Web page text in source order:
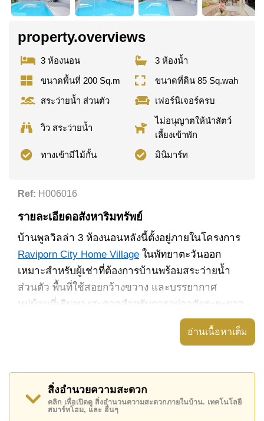
property.overviews
3 ห้องนอน
3 ห้องน้ำ
ขนาดพื้นที่ 200 Sq.m
ขนาดที่ดิน 85 Sq.wah
สระว่ายน้ำ ส่วนตัว
เฟอร์นิเจอร์ครบ
วิว สระว่ายน้ำ
ไม่อนุญาตให้นำสัตว์
เลี้ยงเข้าพัก
ทางเข้ามีไม้กั้น
มินิมาร์ท
Ref: H006016
รายละเอียดอสังหาริมทรัพย์
บ้านพูลวิลล่า 3 ห้องนอนหลังนี้ตั้งอยู่ภายในโครงการ
Raviporn City Home Village ในพัทยาตะวันออก
เหมาะสำหรับผู้เช่าที่ต้องการบ้านพร้อมสระว่ายน้ำ
ส่วนตัว พื้นที่ใช้สอยกว้างขวาง และบรรยากาศ
หมู่บ้านที่เดินทางสะดวกสำหรับการอยู่อาศัยระยะยาว
ตัวบ้านมีพื้นที่ใช้สอย 200 ตารางเมตร บนที่ดินขนาด
85 ตารางวา ตกแต่งครบพร้อมเฟอร์นิเจอร์ มาพร้อม
พื้นที่ภายนอกที่เหมาะสำหรับการพักผ่อนในชีวิต
ประจำวัน
ภายในประกอบด้วย 3 ห้องนอน และ 3 ห้องน้ำ พร้อม
อ่านเนื้อหาเต็ม
สิ่งอำนวยความสะดวก
คลิก เพื่อเปิดดู สิ่งอำนวนความสะดวกภายในบ้าน. เทคโนโลยี
สมาร์ทโฮม, และ อื่นๆ